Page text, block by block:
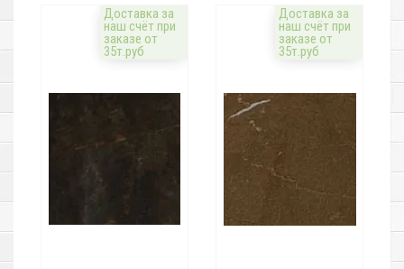
Доставка за
наш счёт при
заказе от
35т.руб
Доставка за
наш счёт при
заказе от
35т.руб